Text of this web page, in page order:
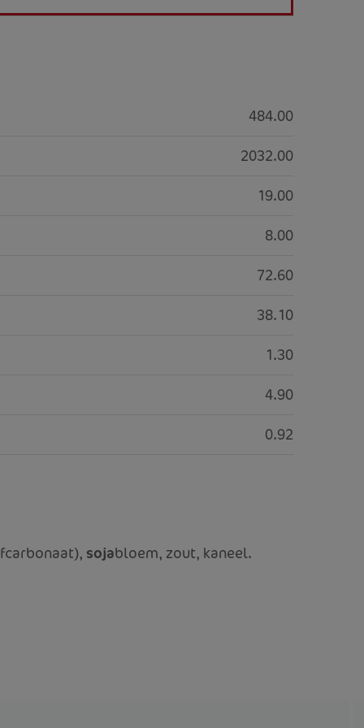
484.00
2032.00
19.00
8.00
72.60
38.10
1.30
4.90
0.92
sojabloem, zout, kaneel.